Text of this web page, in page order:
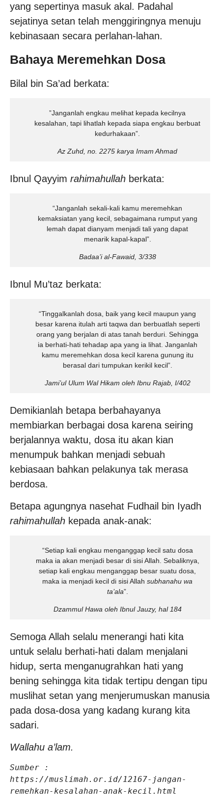
yang sepertinya masuk akal. Padahal
sejatinya setan telah menggiringnya menuju
kebinasaan secara perlahan-lahan.
Bahaya Meremehkan Dosa
Bilal bin Sa’ad berkata:
”Janganlah engkau melihat kepada kecilnya
kesalahan, tapi lihatlah kepada siapa engkau berbuat
kedurhakaan”.
Az Zuhd, no. 2275 karya Imam Ahmad
Ibnul Qayyim rahimahullah berkata:
“Janganlah sekali-kali kamu meremehkan
kemaksiatan yang kecil, sebagaimana rumput yang
lemah dapat dianyam menjadi tali yang dapat
menarik kapal-kapal”.
Badaa’i al-Fawaid, 3/338
Ibnul Mu’taz berkata:
“Tinggalkanlah dosa, baik yang kecil maupun yang
besar karena itulah arti taqwa dan berbuatlah seperti
orang yang berjalan di atas tanah berduri. Sehingga
ia berhati-hati tehadap apa yang ia lihat. Janganlah
kamu meremehkan dosa kecil karena gunung itu
berasal dari tumpukan kerikil kecil”.
Jami’ul Ulum Wal Hikam oleh Ibnu Rajab, I/402
Demikianlah betapa berbahayanya
membiarkan berbagai dosa karena seiring
berjalannya waktu, dosa itu akan kian
menumpuk bahkan menjadi sebuah
kebiasaan bahkan pelakunya tak merasa
berdosa.
Betapa agungnya nasehat Fudhail bin Iyadh
rahimahullah kepada anak-anak:
“Setiap kali engkau menganggap kecil satu dosa
maka ia akan menjadi besar di sisi Allah. Sebaliknya,
setiap kali engkau menganggap besar suatu dosa,
maka ia menjadi kecil di sisi Allah subhanahu wa
ta’ala”.
Dzammul Hawa oleh Ibnul Jauzy, hal 184
Semoga Allah selalu menerangi hati kita
untuk selalu berhati-hati dalam menjalani
hidup, serta menganugrahkan hati yang
bening sehingga kita tidak tertipu dengan tipu
muslihat setan yang menjerumuskan manusia
pada dosa-dosa yang kadang kurang kita
sadari.
Wallahu a’lam.
Sumber :
https://muslimah.or.id/12167-jangan-
remehkan-kesalahan-anak-kecil.html